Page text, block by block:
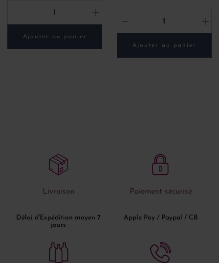
- +
Ajouter au panier
- +
Ajouter au panier
Livraison
Délai d'Expédition moyen 7
jours
Paiement sécurisé
Apple Pay / Paypal / CB